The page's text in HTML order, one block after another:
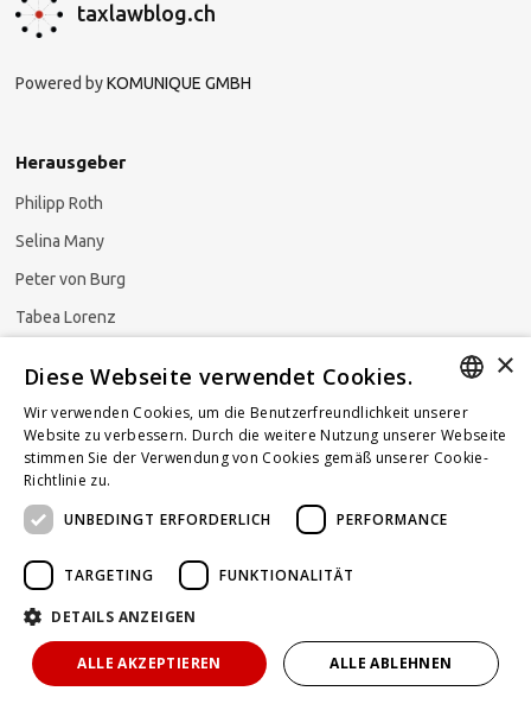
taxlawblog.ch
Powered byKOMUNIQUE GMBH
Herausgeber
Philipp Roth
Selina Many
Peter von Burg
Tabea Lorenz
Newsletter abonnieren
Powered by KOMUNIQUE
hello@taxlawblog.ch
IMPRESSUM
DATENSCHUTZ HAFTUNGSAUSSCHLUSS
GERMAN
FRENCH
×
Diese Webseite verwendet Cookies.
Wir verwenden Cookies, um die Benutzerfreundlichkeit unserer
Website zu verbessern. Durch die weitere Nutzung unserer Webseite
stimmen Sie der Verwendung von Cookies gemäß unserer Cookie-
Richtlinie zu.
UNBEDINGT ERFORDERLICH
PERFORMANCE
TARGETING FUNKTIONALITÄT
DETAILS ANZEIGEN
ALLE AKZEPTIEREN ALLE ABLEHNEN